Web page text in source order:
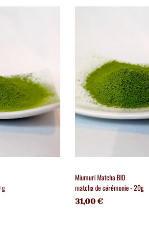
g
Miumuri Matcha BIO
matcha de cérémonie - 20g
31,00 €